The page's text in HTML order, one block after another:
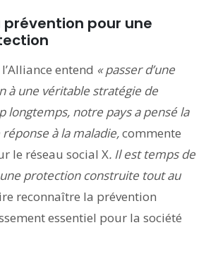
prévention pour une
entend « passer d’une
à une véritable stratégie de
longtemps, notre pays a pensé la
à la maladie,commente
le réseau social X. Il est temps de
protection construite tout au
reconnaître la prévention
essentiel pour la société